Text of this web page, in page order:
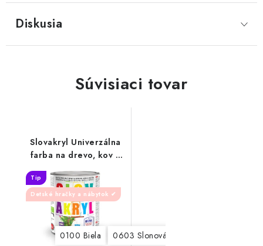
Diskusia
Súvisiaci tovar
Slovakryl Univerzálna
farba na drevo, kov a
Tip
Detské hračky a nábytok ✔
0100 Biela 0603 Slonová kosť